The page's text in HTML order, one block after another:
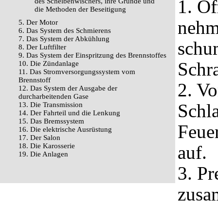
die Methoden der Beseitigung
5. Der Motor
6. Das System des Schmierens
7. Das System der Abkühlung
8. Der Luftfilter
9. Das System der Einspritzung des Brennstoffes
10. Die Zündanlage
11. Das Stromversorgungssystem vom
Brennstoff
12. Das System der Ausgabe der
durcharbeitenden Gase
13. Die Transmission
14. Der Fahrteil und die Lenkung
15. Das Bremssystem
16. Die elektrische Ausrüstung
17. Der Salon
18. Die Karosserie
19. Die Anlagen
1.
2.
auf.
3.